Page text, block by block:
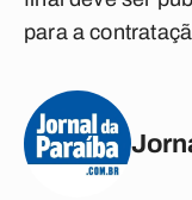
para a